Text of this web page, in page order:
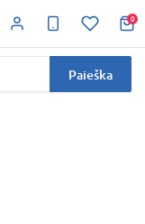
0
Paieška